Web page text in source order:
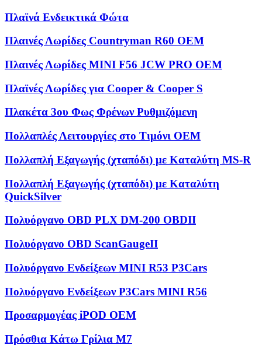
Πλαϊνά Ενδεικτικά Φώτα
Πλαινές Λωρίδες Countryman R60 OEM
Πλαινές Λωρίδες MINI F56 JCW PRO OEM
Πλαϊνές Λωρίδες για Cooper & Cooper S
Πλακέτα 3ου Φως Φρένων Ρυθμιζόμενη
Πολλαπλές Λειτουργίες στο Τιμόνι OEM
Πολλαπλή Εξαγωγής (χταπόδι) με Καταλύτη MS-R
Πολλαπλή Εξαγωγής (χταπόδι) με Καταλύτη
QuickSilver
Πολυόργανο OBD PLX DM-200 OBDII
Πολυόργανο OBD ScanGaugeII
Πολυόργανο Ενδείξεων MINI R53 P3Cars
Πολυόργανο Ενδείξεων P3Cars MINI R56
Προσαρμογέας iPOD OEM
Πρόσθια Κάτω Γρίλια M7